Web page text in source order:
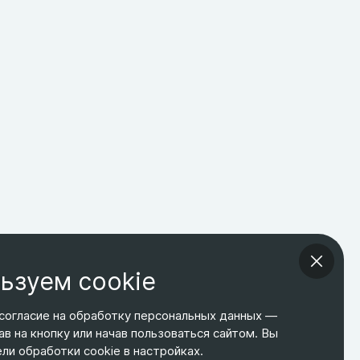
ТЕЛЕФОН
+7 495 266-65-67
ЭЛ. ПОЧТА
shop@relines.ru
АДРЕС
Москва, Гаражная 8
cookie
на обработку персональных данных —
на кнопку или начав пользоваться сайтом. Вы
обработки cookie в настройках.